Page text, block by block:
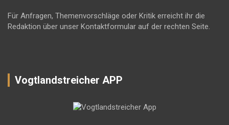
Für Anfragen, Themenvorschläge oder Kritik erreicht ihr die
Redaktion über unser Kontaktformular auf der rechten Seite.
Vogtlandstreicher APP